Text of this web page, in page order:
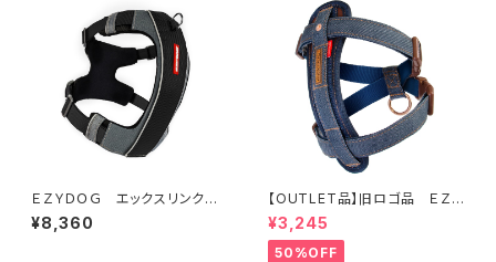
ＥＺＹＤＯＧ エックスリンクハ
ーネス S (全2色)
¥8,360
【OUTLET品】旧ロゴ品 ＥＺＹ
ＤＯＧ ハーネスＬ デニム
¥3,245
50%OFF